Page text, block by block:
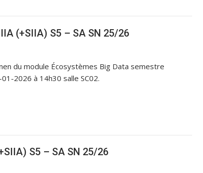
(+SIIA) S5 – SA SN 25/26
du module Écosystèmes Big Data semestre
2026 à 14h30 salle SC02.
S5 – SA SN 25/26